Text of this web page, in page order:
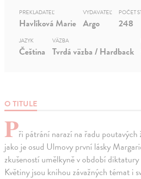
O TITULE
Při pátrání narazí na řadu
jako je osud Ulmovy první lásky
zkušeností umělkyně v období
Květiny jsou knihou závažných témat i
PREKLADATEĽ
Havlíková Marie
VYDAVATEĽ
Argo
POČET
248
JAZYK
Čeština
VÄZBA
Tvrdá väzba / Hardback